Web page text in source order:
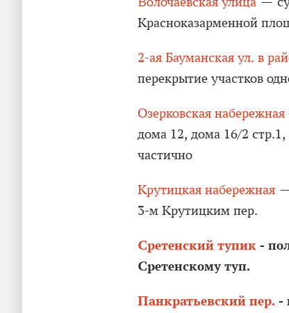
Красноказарменной
2-ая Бауманская ул. в
перекрытие участков
Озерковская набережная
дома 12, дома 16/2
частично
Крутицкая набережная
3-м Крутицким пер.
Сретенский тупик -
Сретенскому туп.
Панкратьевский пер. -